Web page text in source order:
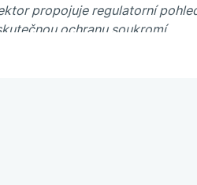
propojuje regulatorní
ochranu soukromí.